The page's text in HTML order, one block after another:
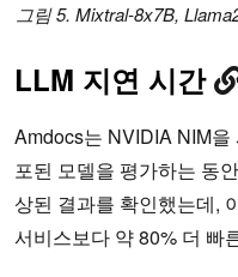
그림 5. Mixtral-8x7B,
LLM 지연 시간
Amdocs는 NVIDIA NIM
포된 모델을 평가하는 동
상된 결과를 확인했는데,
서비스보다 약 80% 더 빠